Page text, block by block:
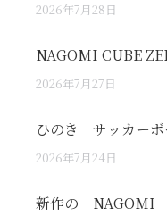
2026年7月28日
NAGOMI CUBE
2026年7月27日
ひのき サッカーボ
2026年7月24日
新作の